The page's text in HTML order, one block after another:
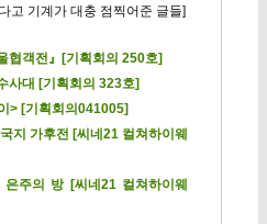
고 기계가 대충 점찍어준 글들]
협객전』[기획회의 250호]
사대 [기획회의 323호]
> [기획회의041005]
지 가후전 [씨네21 컬쳐하이웨
주의 방 [씨네21 컬쳐하이웨